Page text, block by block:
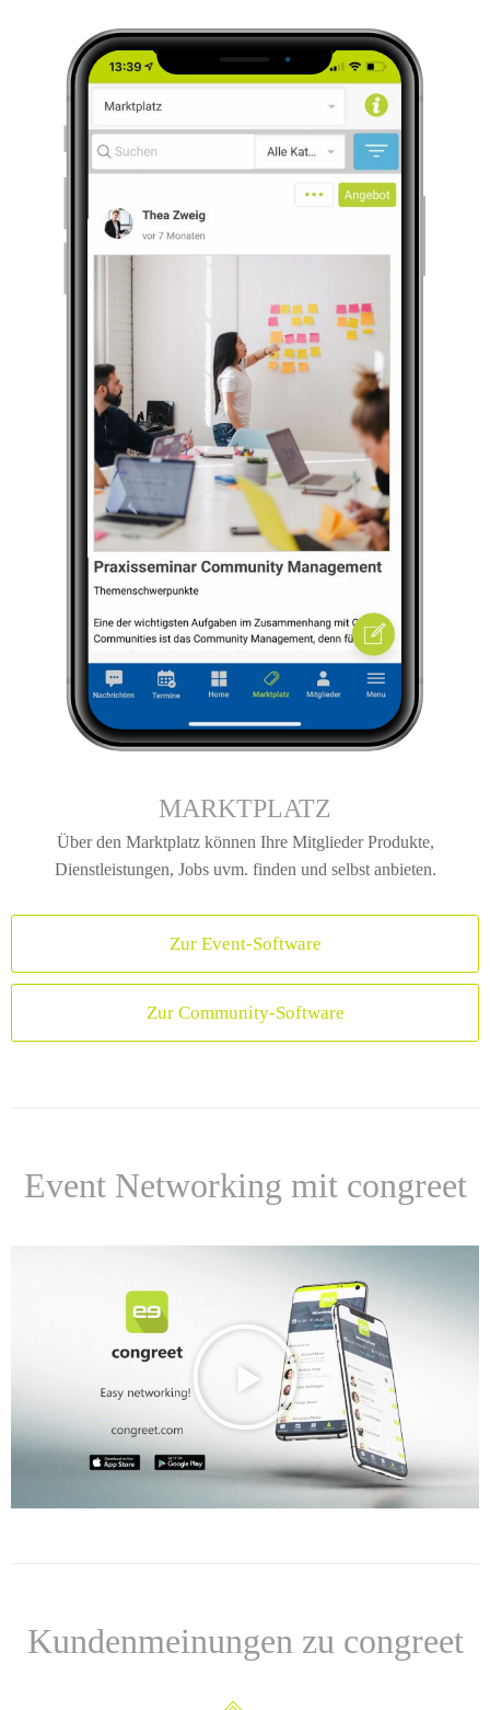
1:1 VIDEO-CHAT
Neben Text-Nachrichten können die Mitglieder via Video-
Chat miteinander in Verbindung treten.
Zur Event-Software
Zur Community-Software
Event Networking mit congreet
Kundenmeinungen zu congreet